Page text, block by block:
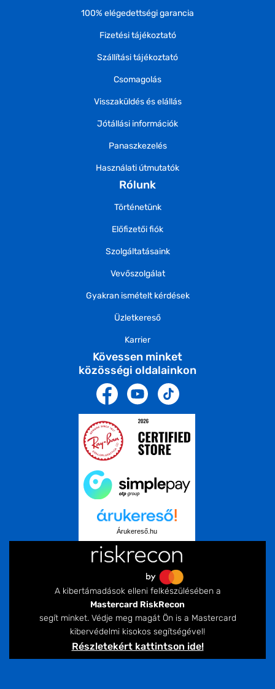
100% elégedettségi garancia
Fizetési tájékoztató
Szállítási tájékoztató
Csomagolás
Visszaküldés és elállás
Jótállási információk
Panaszkezelés
Használati útmutatók
Rólunk
Történetünk
Előfizetői fiók
Szolgáltatásaink
Vevőszolgálat
Gyakran ismételt kérdések
Üzletkereső
Karrier
Kövessen minket
közösségi oldalainkon
Árukereső.hu
A kibertámadások elleni felkészülésében a
Mastercard RiskRecon
segít minket. Védje meg magát Ön is a Mastercard
kibervédelmi kisokos segítségével!
Részletekért kattintson ide!